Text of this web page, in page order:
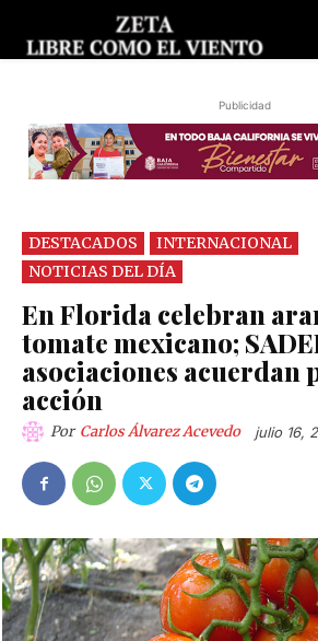
Publicidad
DESTACADOS
INTERNACIONAL
NOTICIAS DEL DÍA
En Florida celebran
tomate mexicano;
asociaciones acuerdan
acción
Por Carlos Álvarez Acevedo julio 16,